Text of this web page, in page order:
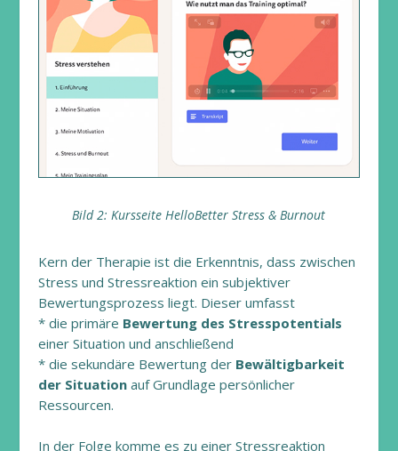
Bild 2: Kursseite HelloBetter Stress & Burnout
Kern der Therapie ist die Erkenntnis, dass zwischen
Stress und Stressreaktion ein subjektiver
Bewertungsprozess liegt. Dieser umfasst
* die primäre Bewertung des Stresspotentials
einer Situation und anschließend
* die sekundäre Bewertung der Bewältigbarkeit
der Situationauf Grundlage persönlicher
Ressourcen.
In der Folge komme es zu einer Stressreaktion